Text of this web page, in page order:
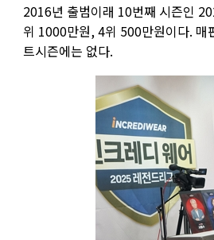
2016년 출범이래 10번째 시즌인
위 1000만원, 4위 500만원이다. 매
트시즌에는 없다.